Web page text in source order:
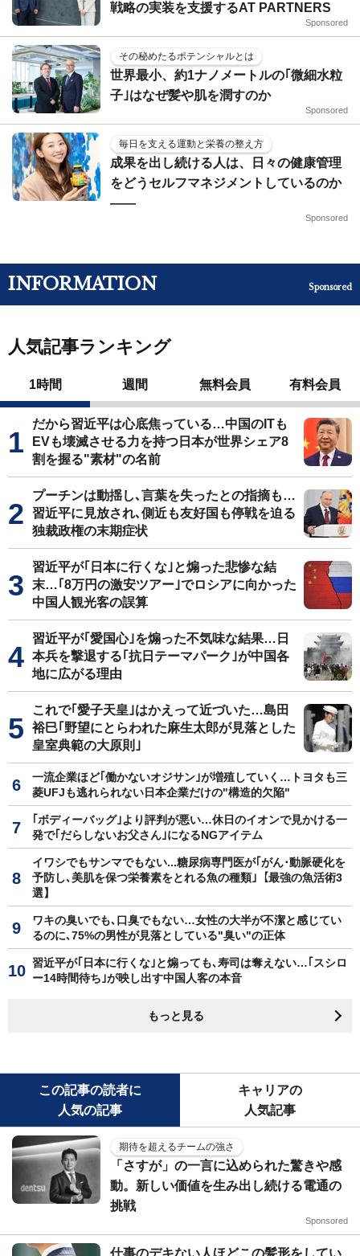
戦略の実装を支援するAT PARTNERS
Sponsored
その秘めたるポテンシャルとは
世界最小、約1ナノメートルの｢微細水粒
子｣はなぜ髪や肌を潤すのか
Sponsored
毎日を支える運動と栄養の整え方
成果を出し続ける人は、日々の健康管理
をどうセルフマネジメントしているのか
——
Sponsored
INFORMATION Sponsored
人気記事ランキング
1時間 週間 無料会員 有料会員
だから習近平は心底焦っている…中国のITも
EVも壊滅させる力を持つ日本が世界シェア8
割を握る"素材"の名前
プーチンは動揺し､言葉を失ったとの指摘も…
習近平に見放され､側近も友好国も停戦を迫る
独裁政権の末期症状
習近平が｢日本に行くな｣と煽った悲惨な結
末…｢8万円の激安ツアー｣でロシアに向かった
中国人観光客の誤算
習近平が｢愛国心｣を煽った不気味な結果…日
本兵を撃退する｢抗日テーマパーク｣が中国各
地に広がる理由
これで｢愛子天皇｣はかえって近づいた…島田
裕巳｢野望にとらわれた麻生太郎が見落とした
皇室典範の大原則｣
一流企業ほど｢働かないオジサン｣が増殖していく…トヨタも三
菱UFJも逃れられない日本企業だけの"構造的欠陥"
｢ボディーバッグ｣より評判が悪い…休日のイオンで見かける一
発で｢だらしないお父さん｣になるNGアイテム
イワシでもサンマでもない...糖尿病専門医が｢がん･動脈硬化を
予防し､美肌を保つ栄養素をとれる魚の種類｣【最強の魚活術3
選】
ワキの臭いでも､口臭でもない…女性の大半が不潔と感じてい
るのに､75%の男性が見落としている"臭い"の正体
習近平が｢日本に行くな｣と煽っても､寿司は奪えない…｢スシロ
ー14時間待ち｣が映し出す中国人客の本音
もっと見る
この記事の読者に
人気の記事
キャリアの
人気記事
期待を超えるチームの強さ
「さすが」の一言に込められた驚きや感
動。新しい価値を生み出し続ける電通の
挑戦
Sponsored
仕事のデキない人ほどこの髪形をしてい